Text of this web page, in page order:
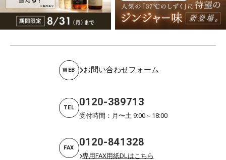
WEB お問い合わせフォーム
TEL 0120-389713
受付時間：月〜土 9:00～18:00
FAX 0120-841328
専用FAX用紙DLはこちら